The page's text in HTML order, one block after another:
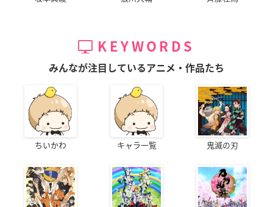
KEYWORDS
みんなが注目しているアニメ・作品たち
ちいかわ キャラ一覧 鬼滅の刃